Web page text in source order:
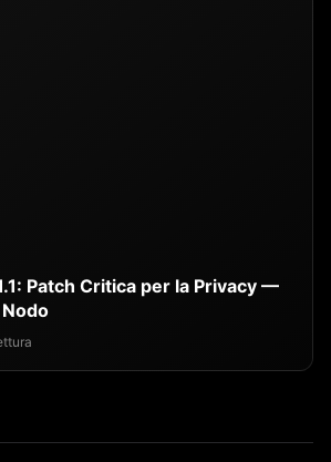
Patch Critica per la Privacy —